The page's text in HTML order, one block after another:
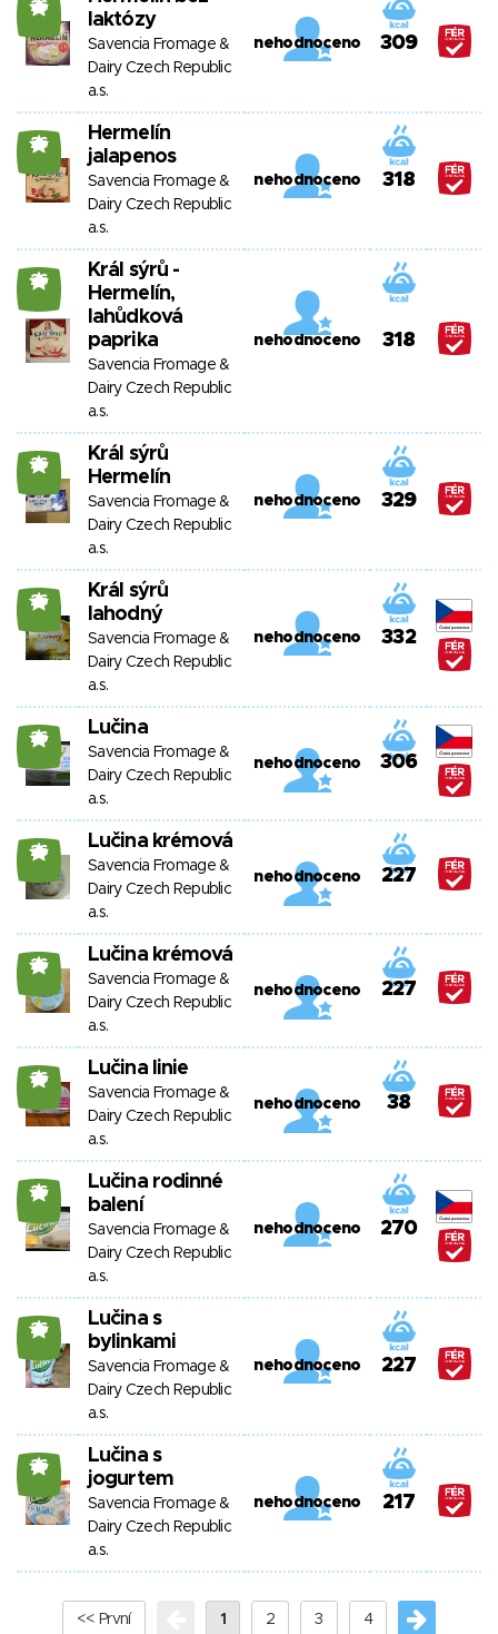
26
laktózy
Savencia Fromage &
Dairy Czech Republic
a.s.
nehodnoceno 309
26
Hermelín
jalapenos
Savencia Fromage &
Dairy Czech Republic
a.s.
nehodnoceno 318
26
Král sýrů -
Hermelín,
lahůdková
paprika
Savencia Fromage &
Dairy Czech Republic
a.s.
nehodnoceno 318
26
Král sýrů
Hermelín
Savencia Fromage &
Dairy Czech Republic
a.s.
nehodnoceno 329
26
Král sýrů
lahodný
Savencia Fromage &
Dairy Czech Republic
a.s.
nehodnoceno 332
26 Lučina
Savencia Fromage &
Dairy Czech Republic
a.s.
nehodnoceno 306
26 Lučina krémová
Savencia Fromage &
Dairy Czech Republic
a.s.
nehodnoceno 227
26 Lučina krémová
Savencia Fromage &
Dairy Czech Republic
a.s.
nehodnoceno 227
26 Lučina linie
Savencia Fromage &
Dairy Czech Republic
a.s.
nehodnoceno 38
26
Lučina rodinné
balení
Savencia Fromage &
Dairy Czech Republic
a.s.
nehodnoceno 270
26
Lučina s
bylinkami
Savencia Fromage &
Dairy Czech Republic
a.s.
nehodnoceno 227
26
Lučina s
jogurtem
Savencia Fromage &
Dairy Czech Republic
a.s.
nehodnoceno 217
<< První 1 2 3 4